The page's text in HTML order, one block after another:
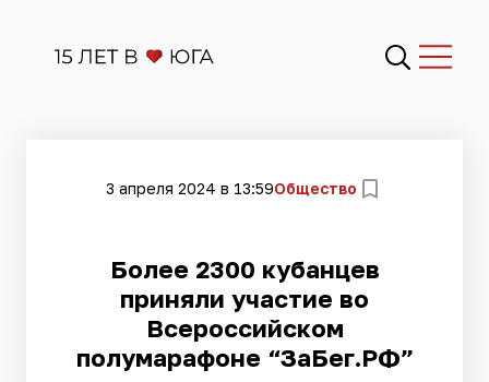
3 апреля 2024 в 13:59Общество
​Более 2300 кубанцев
приняли участие во
Всероссийском
полумарафоне “ЗаБег.РФ”